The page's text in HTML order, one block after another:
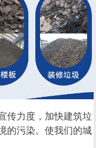
传力度，加快建筑垃
的污染。使我们的城